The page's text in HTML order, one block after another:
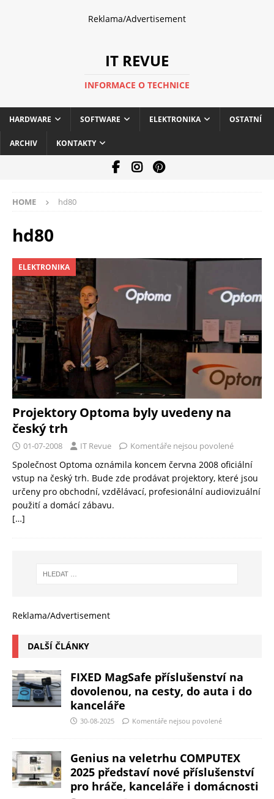
Reklama/Advertisement
IT REVUE
INFORMACE O TECHNICE
HARDWARE SOFTWARE ELEKTRONIKA OSTATNÍ
ARCHIV KONTAKTY
HOME hd80
hd80
ELEKTRONIKA
Projektory Optoma byly uvedeny na
český trh
01-07-2008 IT Revue Komentáře nejsou povolené
Společnost Optoma oznámila koncem června 2008 oficiální
vstup na český trh. Bude zde prodávat projektory, které jsou
určeny pro obchodní, vzdělávací, profesionální audiovizuální
použití a domácí zábavu.
[…]
Reklama/Advertisement
DALŠÍ ČLÁNKY
FIXED MagSafe příslušenství na
dovolenou, na cesty, do auta i do
kanceláře
30-08-2025 Komentáře nejsou povolené
Genius na veletrhu COMPUTEX
2025 představí nové příslušenství
pro hráče, kanceláře i domácnosti